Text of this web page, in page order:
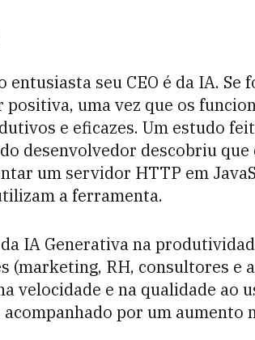
seu CEO é da IA. Se
uma vez que os
e eficazes. Um estudo
desenvolvedor descobriu que
um servidor HTTP em
a ferramenta.
IA Generativa na
(marketing, RH, consultores e
velocidade e na qualidade ao
por um aumento